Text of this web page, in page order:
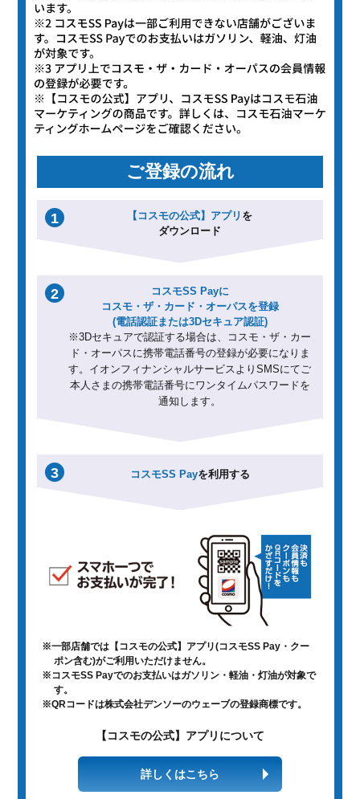
ご登録の流れ
1 【コスモの公式】アプリ を
ダウンロード
2
コスモSS Payに
コスモ・ザ・カード・オーパスを登録
(電話認証または3Dセキュア認証)
※3Dセキュアで認証する場合は、コスモ・ザ・カー
ド・オーパスに携帯電話番号の登録が必要になりま
す。イオンフィナンシャルサービスよりSMSにてご
本人さまの携帯電話番号にワンタイムパスワードを
通知します。
3 コスモSS Payを利用する
※一部店舗では【コスモの公式】アプリ(コスモSS Pay・クー
ポン含む)がご利用いただけません。
※コスモSS Payでのお支払いはガソリン・軽油・灯油が対象で
す。
※QRコードは株式会社デンソーのウェーブの登録商標です。
【コスモの公式】アプリについて
詳しくはこちら